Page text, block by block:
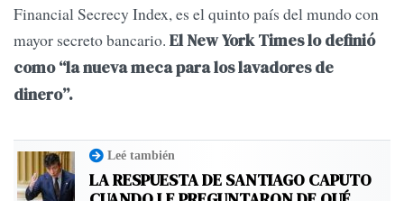
Financial Secrecy Index, es el quinto país del mundo con
mayor secreto bancario. El New York Times lo definió
como “la nueva meca para los lavadores de
dinero”.
Leé también
LA RESPUESTA DE SANTIAGO CAPUTO